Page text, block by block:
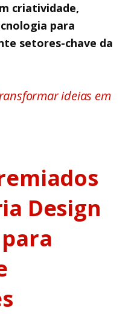
criatividade,
para
setores-chave da
ideias em
Design